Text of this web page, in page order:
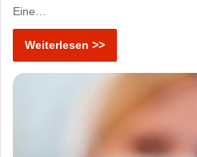
Eine…
Weiterlesen >>